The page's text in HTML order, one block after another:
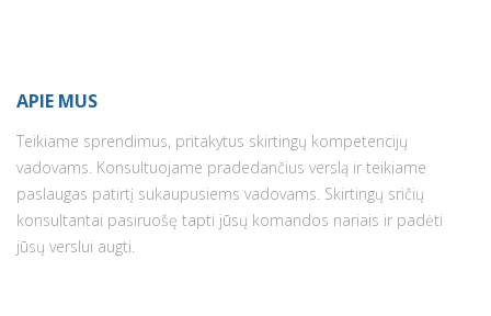
APIE MUS
Teikiame sprendimus, pritakytus skirtingų kompetencijų
vadovams. Konsultuojame pradedančius verslą ir teikiame
paslaugas patirtį sukaupusiems vadovams. Skirtingų sričių
konsultantai pasiruošę tapti jūsų komandos nariais ir padėti
jūsų verslui augti.